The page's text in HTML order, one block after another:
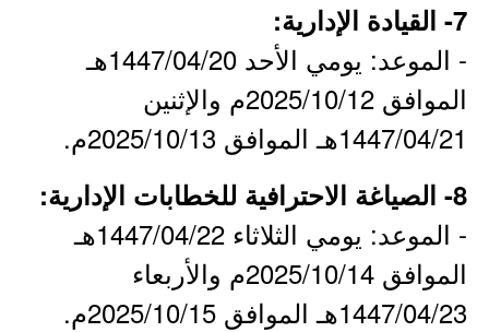
7- القيادة الإدارية:
- الموعد: يومي الأحد 1447/04/20هـ
الموافق 2025/10/12م والإثنين
1447/04/21هـ الموافق 2025/10/13م.
8- الصياغة الاحترافية للخطابات الإدارية:
- الموعد: يومي الثلاثاء 1447/04/22هـ
الموافق 2025/10/14م والأربعاء
1447/04/23هـ الموافق 2025/10/15م.